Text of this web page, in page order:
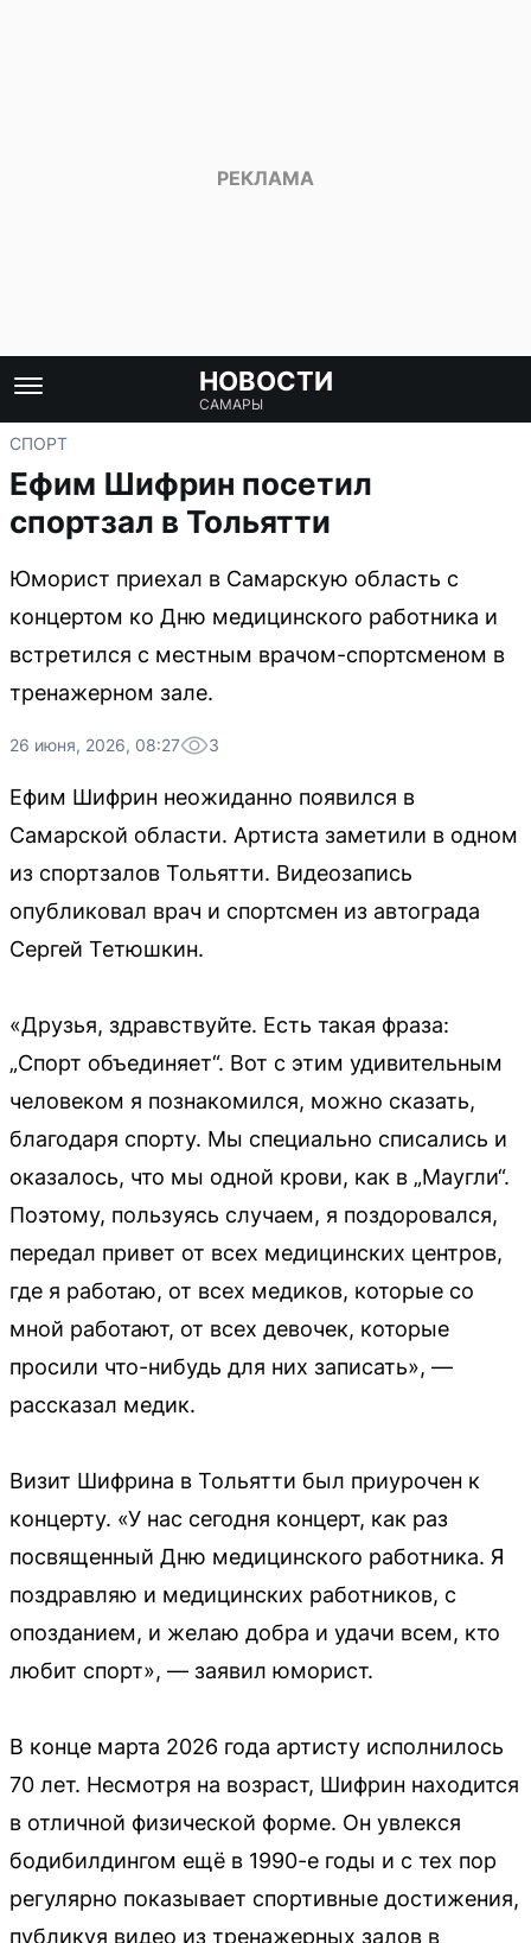
НОВОСТИ
САМАРЫ
СПОРТ
Ефим Шифрин посетил
спортзал в Тольятти
Юморист приехал в Самарскую область с
концертом ко Дню медицинского работника и
встретился с местным врачом-спортсменом в
тренажерном зале.
26 июня, 2026, 08:27 3
Ефим Шифрин неожиданно появился в
Самарской области. Артиста заметили в одном
из спортзалов Тольятти. Видеозапись
опубликовал врач и спортсмен из автограда
Сергей Тетюшкин.
«Друзья, здравствуйте. Есть такая фраза:
„Спорт объединяет“. Вот с этим удивительным
человеком я познакомился, можно сказать,
благодаря спорту. Мы специально списались и
оказалось, что мы одной крови, как в „Маугли“.
Поэтому, пользуясь случаем, я поздоровался,
передал привет от всех медицинских центров,
где я работаю, от всех медиков, которые со
мной работают, от всех девочек, которые
просили что-нибудь для них записать», —
рассказал медик.
Визит Шифрина в Тольятти был приурочен к
концерту. «У нас сегодня концерт, как раз
посвященный Дню медицинского работника. Я
поздравляю и медицинских работников, с
опозданием, и желаю добра и удачи всем, кто
любит спорт», — заявил юморист.
В конце марта 2026 года артисту исполнилось
70 лет. Несмотря на возраст, Шифрин находится
в отличной физической форме. Он увлекся
бодибилдингом ещё в 1990-е годы и с тех пор
регулярно показывает спортивные достижения,
публикуя видео из тренажерных залов в